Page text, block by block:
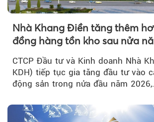
Nhà Khang Điền tăng thêm
đồng hàng tồn kho sau nửa
CTCP Đầu tư và Kinh doanh Nhà
KDH) tiếp tục gia tăng đầu tư vào
động sản trong nửa đầu năm